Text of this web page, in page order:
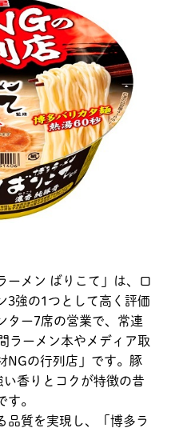
ーメン ばりこて」は、口
3強の1つとして高く評価
ター7席の営業で、常連
ラーメン本やメディア取
NGの行列店」です。豚
香りとコクが特徴の昔
す。
品質を実現し、「博多ラ